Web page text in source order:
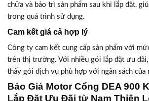
chữa và bảo trì sản phẩm sau khi lắp đặt,
trong quá trình sử dụng.
Cam kết giá cả hợp lý
Công ty cam kết cung cấp sản phẩm với
trên thị trường. Với nhiều gói lắp đặt ưu đãi,
thấy gói dịch vụ phù hợp với ngân sách của
Báo Giá Motor Cổng DEA 900
Lắp Đặt Ưu Đãi từ Nam Thiên